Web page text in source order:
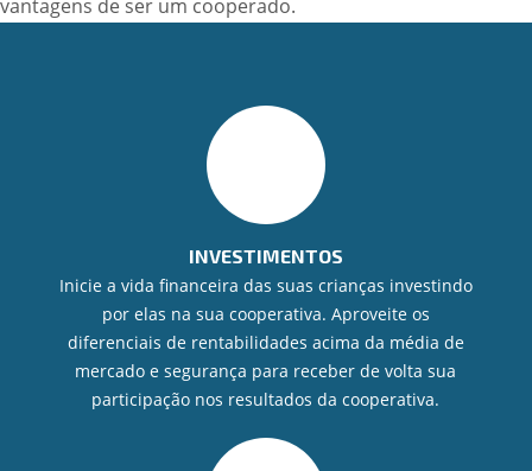
vantagens de ser um cooperado.
INVESTIMENTOS
Inicie a vida financeira das suas crianças investindo
por elas na sua cooperativa. Aproveite os
diferenciais de rentabilidades acima da média de
mercado e segurança para receber de volta sua
participação nos resultados da cooperativa.